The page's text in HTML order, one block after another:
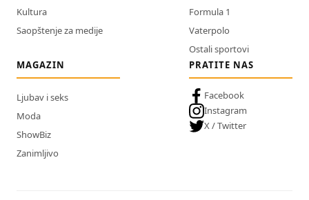
Kultura
Saopštenje za medije
Formula 1
Vaterpolo
Ostali sportovi
MAGAZIN
Ljubav i seks
Moda
ShowBiz
Zanimljivo
PRATITE NAS
Facebook
Instagram
X / Twitter